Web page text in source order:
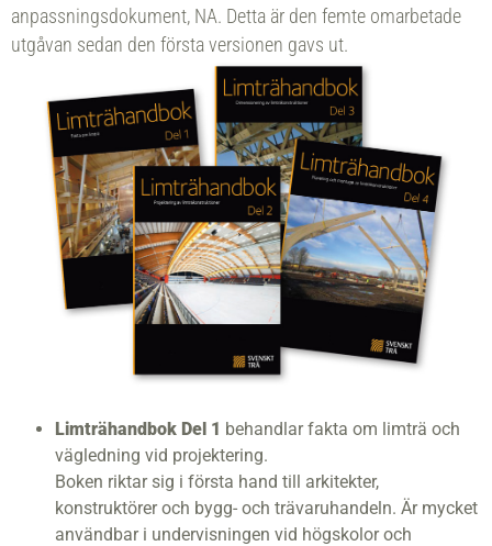
anpassningsdokument, NA. Detta är den femte omarbetade
utgåvan sedan den första versionen gavs ut.
Limträhandbok Del 1 behandlar fakta om limträ och
vägledning vid projektering.
Boken riktar sig i första hand till arkitekter,
konstruktörer och bygg- och trävaruhandeln. Är mycket
användbar i undervisningen vid högskolor och